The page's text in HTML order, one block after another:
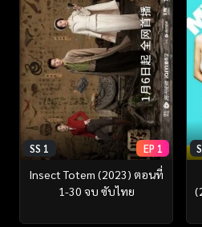
SS 1 EP 1
Insect Totem (2023) ตอนที่
1-30 จบ ซับไทย